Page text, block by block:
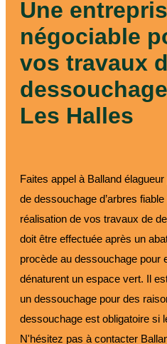
Une
négociable
vos travaux
Les Halles
Faites appel à Balland
de dessouchage d’arbres
réalisation de vos travaux de
doit être effectuée après un
procède au dessouchage pour
dénaturent un espace vert. Il
un dessouchage pour des
dessouchage est obligatoire si
N'hésitez pas à contacter